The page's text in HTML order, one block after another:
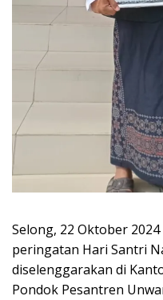
Selong, 22 Oktober
peringatan Hari Santri
diselenggarakan di
Pondok Pesantren